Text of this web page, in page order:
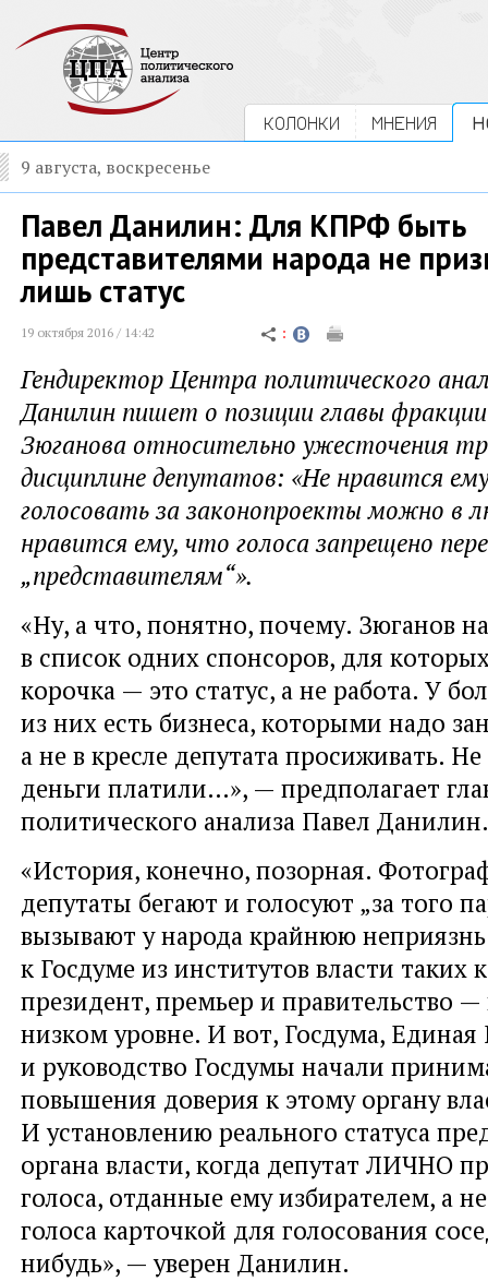
КОЛОНКИ МНЕНИЯ
9 августа, воскресенье
Павел Данилин: Для КПРФ быть
представителями народа не
лишь статус
19 октября 2016 / 14:42
Гендиректор Центра политического
Данилин пишет о позиции главы
Зюганова относительно ужесточения
дисциплине депутатов: «Не нравится
голосовать за законопроекты можно в
нравится ему, что голоса запрещено
„представителям“».
«Ну, а что, понятно, почему. Зюганов
в список одних спонсоров, для
корочка — это статус, а не работа. У
из них есть бизнеса, которыми надо
а не в кресле депутата просиживать.
деньги платили…», — предполагает
политического анализа Павел Данилин.
«История, конечно, позорная.
депутаты бегают и голосуют „за того
вызывают у народа крайнюю
к Госдуме из институтов власти таких
президент, премьер и правительство
низком уровне. И вот, Госдума, Единая
и руководство Госдумы начали
повышения доверия к этому органу
И установлению реального статуса
органа власти, когда депутат ЛИЧНО
голоса, отданные ему избирателем, а
голоса карточкой для голосования
нибудь», — уверен Данилин.